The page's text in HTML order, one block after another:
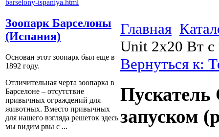
Зоопарк Барселоны
(Испания)
Основан этот зоопарк был еще в
1892 году.
Отличительная черта зоопарка в
Барселоне – отсутствие
привычных ограждений для
животных. Вместо привычных
для нашего взгляда решеток здесь
мы видим рвы с ...
Главная
Unit 2x20 Вт с
Вернуться к:
запуском